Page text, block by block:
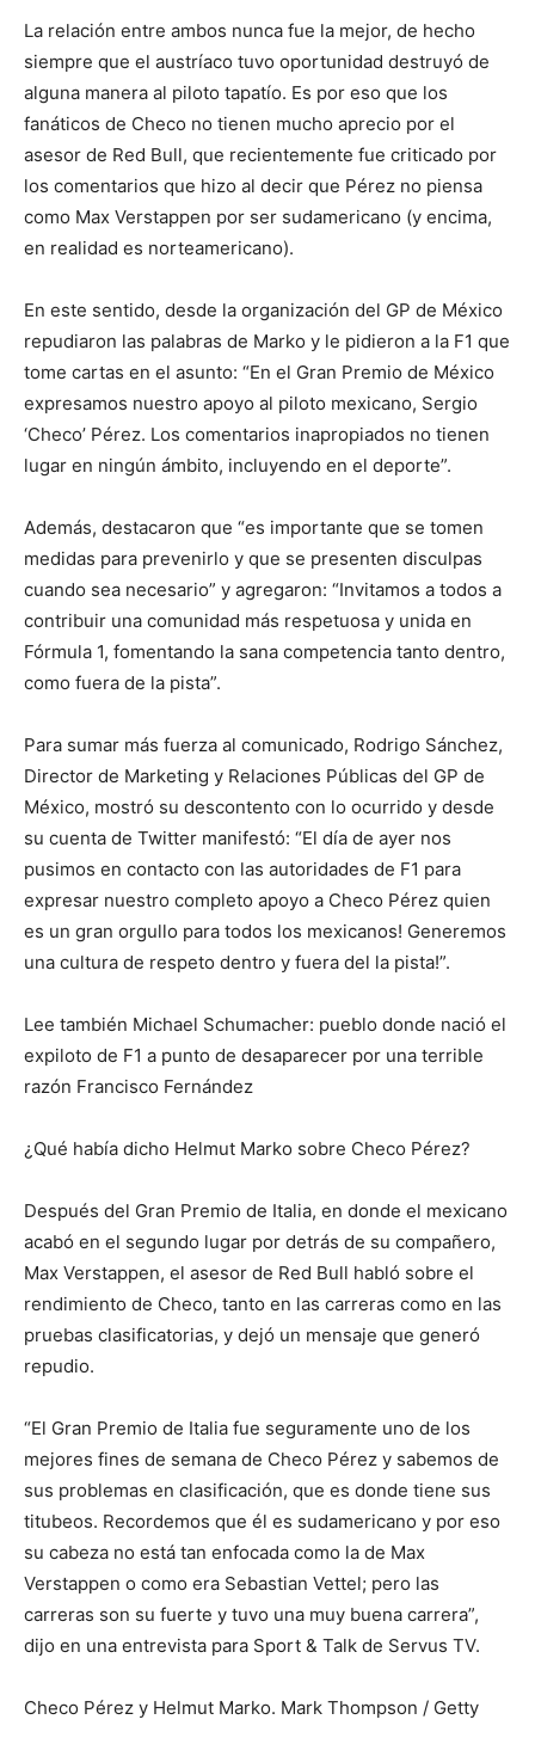
La relación entre ambos nunca fue la mejor, de hecho
siempre que el austríaco tuvo oportunidad destruyó de
alguna manera al piloto tapatío. Es por eso que los
fanáticos de Checo no tienen mucho aprecio por el
asesor de Red Bull, que recientemente fue criticado por
los comentarios que hizo al decir que Pérez no piensa
como Max Verstappen por ser sudamericano (y encima,
en realidad es norteamericano).
En este sentido, desde la organización del GP de México
repudiaron las palabras de Marko y le pidieron a la F1 que
tome cartas en el asunto: “En el Gran Premio de México
expresamos nuestro apoyo al piloto mexicano, Sergio
‘Checo’ Pérez. Los comentarios inapropiados no tienen
lugar en ningún ámbito, incluyendo en el deporte”.
Además, destacaron que “es importante que se tomen
medidas para prevenirlo y que se presenten disculpas
cuando sea necesario” y agregaron: “Invitamos a todos a
contribuir una comunidad más respetuosa y unida en
Fórmula 1, fomentando la sana competencia tanto dentro,
como fuera de la pista”.
Para sumar más fuerza al comunicado, Rodrigo Sánchez,
Director de Marketing y Relaciones Públicas del GP de
México, mostró su descontento con lo ocurrido y desde
su cuenta de Twitter manifestó: “El día de ayer nos
pusimos en contacto con las autoridades de F1 para
expresar nuestro completo apoyo a Checo Pérez quien
es un gran orgullo para todos los mexicanos! Generemos
una cultura de respeto dentro y fuera del la pista!”.
Lee también Michael Schumacher: pueblo donde nació el
expiloto de F1 a punto de desaparecer por una terrible
razón Francisco Fernández
¿Qué había dicho Helmut Marko sobre Checo Pérez?
Después del Gran Premio de Italia, en donde el mexicano
acabó en el segundo lugar por detrás de su compañero,
Max Verstappen, el asesor de Red Bull habló sobre el
rendimiento de Checo, tanto en las carreras como en las
pruebas clasificatorias, y dejó un mensaje que generó
repudio.
“El Gran Premio de Italia fue seguramente uno de los
mejores fines de semana de Checo Pérez y sabemos de
sus problemas en clasificación, que es donde tiene sus
titubeos. Recordemos que él es sudamericano y por eso
su cabeza no está tan enfocada como la de Max
Verstappen o como era Sebastian Vettel; pero las
carreras son su fuerte y tuvo una muy buena carrera”,
dijo en una entrevista para Sport & Talk de Servus TV.
Checo Pérez y Helmut Marko. Mark Thompson / Getty